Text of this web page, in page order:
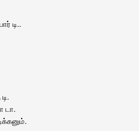
டி..
டா.